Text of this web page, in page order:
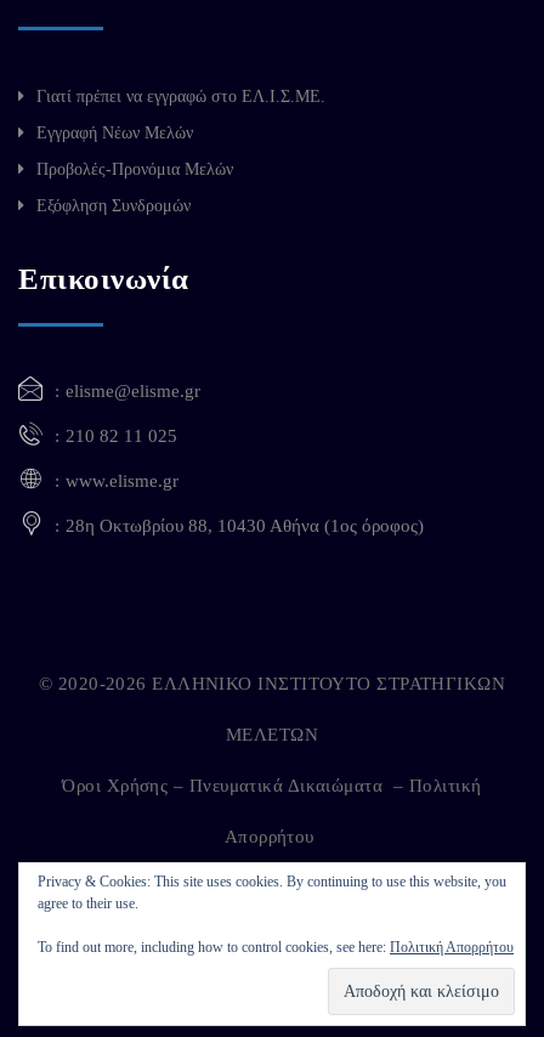
Γιατί πρέπει να εγγραφώ στο ΕΛ.Ι.Σ.ΜΕ.
Εγγραφή Νέων Μελών
Προβολές-Προνόμια Μελών
Εξόφληση Συνδρομών
Επικοινωνία
elisme@elisme.gr
210 82 11 025
www.elisme.gr
28η Οκτωβρίου 88, 10430 Αθήνα (1ος όροφος)
Privacy & Cookies: This site uses cookies. By continuing to use this website, you
agree to their use.
To find out more, including how to control cookies, see here: Πολιτική Απορρήτου
© 2020-2026 ΕΛΛΗΝΙΚΟ ΙΝΣΤΙΤΟΥΤΟ ΣΤΡΑΤΗΓΙΚΩΝ
ΜΕΛΕΤΩΝ
Όροι Χρήσης – Πνευματικά Δικαιώματα – Πολιτική
Απορρήτου
Developed by